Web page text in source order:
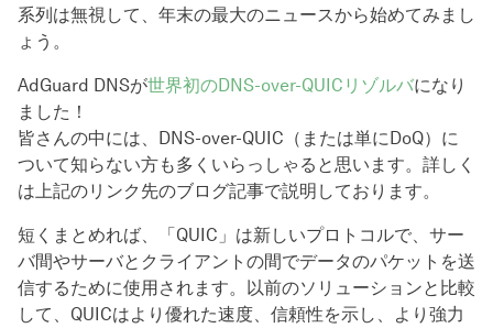
系列は無視して、年末の最大のニュースから始めてみまし
ょう。
AdGuard DNSが世界初のDNS-over-QUICリゾルバになり
ました！
皆さんの中には、DNS-over-QUIC（または単にDoQ）に
ついて知らない方も多くいらっしゃると思います。詳しく
は上記のリンク先のブログ記事で説明しております。
短くまとめれば、「QUIC」は新しいプロトコルで、サー
バ間やサーバとクライアントの間でデータのパケットを送
信するために使用されます。以前のソリューションと比較
して、QUICはより優れた速度、信頼性を示し、より強力